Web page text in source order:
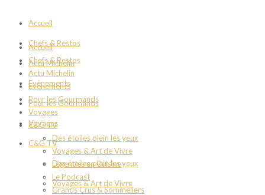
Accueil
Chefs & Restos
Actu Michelin
Evènements
Pour les Gourmands
Voyages
C&G TV
Des étoiles plein les yeux
Voyages & Art de Vivre
Accueil
Chefs & Restos
Actu Michelin
Evènements
Pour les Gourmands
Voyages
C&G TV
Des étoiles plein les yeux
Voyages & Art de Vivre
Légendes en Cuisine
Le Podcast
Grands Crus & Sommeliers